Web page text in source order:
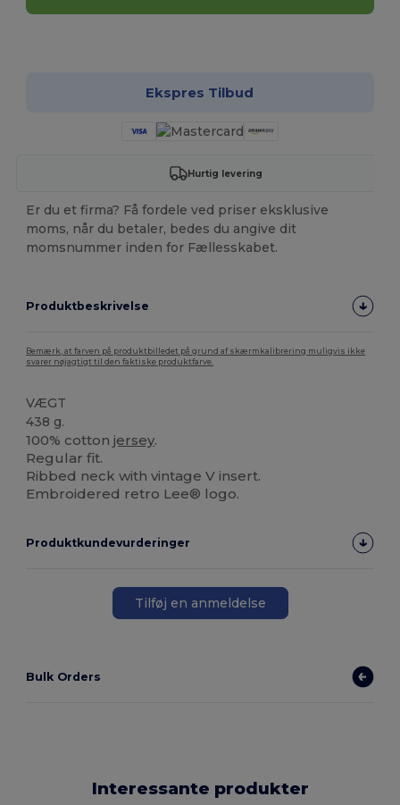
Ekspres Tilbud
Hurtig levering
Er du et firma? Få fordele ved priser eksklusive
moms, når du betaler, bedes du angive dit
momsnummer inden for Fællesskabet.
Produktbeskrivelse
Bemærk, at farven på produktbilledet på grund af skærmkalibrering muligvis ikke
svarer nøjagtigt til den faktiske produktfarve.
VÆGT
438 g.
100% cottonjersey.
Regular fit.
Ribbed neck with vintage V insert.
Embroidered retro Lee® logo.
Produktkundevurderinger
Tilføj en anmeldelse
Bulk Orders
Interessante produkter